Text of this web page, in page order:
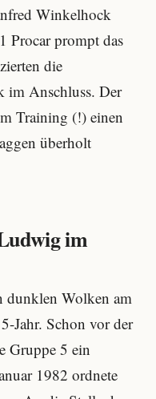
Winkelhock
prompt das
die
im Anschluss. Der
Training (!) einen
überholt
im
Wolken am
Jahr. Schon vor der
Gruppe 5 ein
1982 ordnete